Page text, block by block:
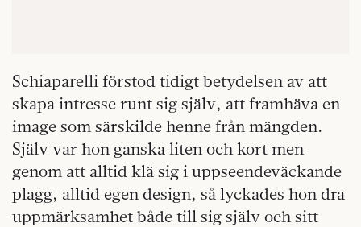
Schiaparelli förstod tidigt betydelsen av att
skapa intresse runt sig själv, att framhäva en
image som särskilde henne från mängden.
Själv var hon ganska liten och kort men
genom att alltid klä sig i uppseendeväckande
plagg, alltid egen design, så lyckades hon dra
uppmärksamhet både till sig själv och sitt